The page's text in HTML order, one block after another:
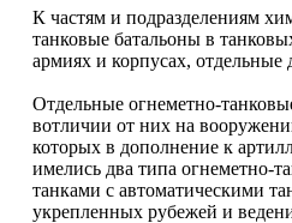
К частям и подразделениям
танковые батальоны в
армиях и корпусах,
Отдельные огнеметно-
вотличии от них на
которых в дополнение к
имелись два типа огнеметно-
танками с автоматическими
укрепленных рубежей и